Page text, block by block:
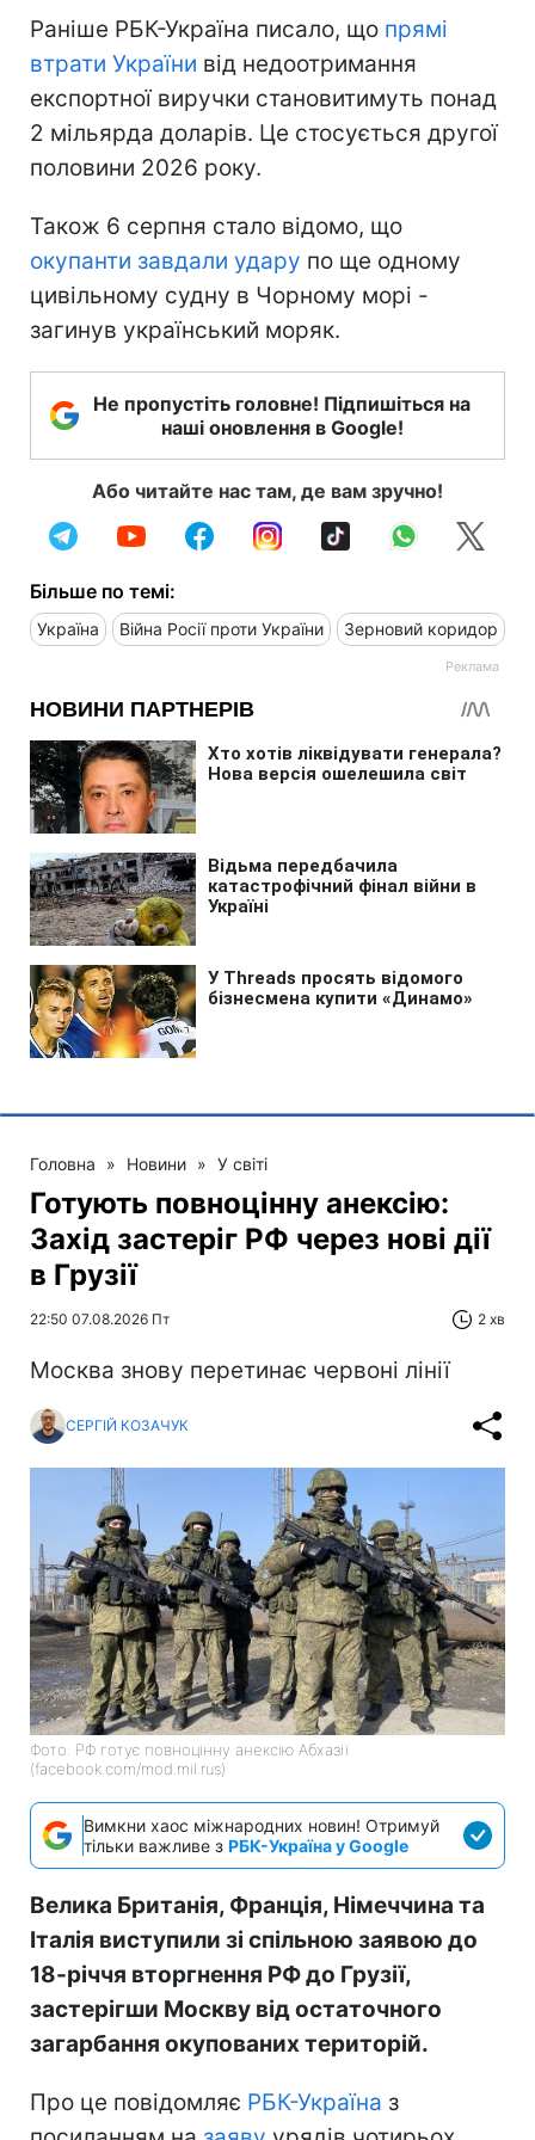
Раніше РБК-Україна писало, що прямі
втрати України від недоотримання
експортної виручки становитимуть понад
2 мільярда доларів. Це стосується другої
половини 2026 року.
Також 6 серпня стало відомо, що
окупанти завдали удару по ще одному
цивільному судну в Чорному морі -
загинув український моряк.
Не пропустіть головне! Підпишіться на
наші оновлення в Google!
Або читайте нас там, де вам зручно!
Більше по темі:
Україна Війна Росії проти України Зерновий коридор
Головна » Новини » У світі
Готують повноцінну анексію:
Захід застеріг РФ через нові дії
в Грузії
22:50 07.08.2026 Пт 2 хв
Москва знову перетинає червоні лінії
СЕРГІЙ КОЗАЧУК
Фото: РФ готує повноцінну анексію Абхазії
(facebook.com/mod.mil.rus)
Вимкни хаос міжнародних новин! Отримуй
тільки важливе з РБК-Україна у Google
Велика Британія, Франція, Німеччина та
Італія виступили зі спільною заявою до
18-річчя вторгнення РФ до Грузії,
застерігши Москву від остаточного
загарбання окупованих територій.
Про це повідомляє РБК-Україна з